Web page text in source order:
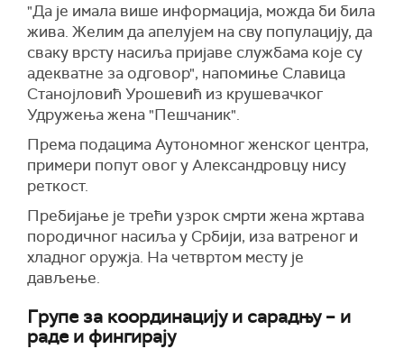
"Да је имала више информација, можда би била
жива. Желим да апелујем на сву популацију, да
сваку врсту насиљa пријаве службама које су
адекватне за одговор", напомиње Славица
Станојловић Урошевић из крушевачког
Удружењажена "Пешчаник".
Према подацима Аутономног женског центра,
примери попут овог у Александровцу нису
реткост.
Пребијање је трећи узрок смрти жена жртава
породичног насиља у Србији, иза ватреног и
хладног оружја. На четвртом месту је
дављење.
Групе за координацију и сарадњу – и
раде и фингирају